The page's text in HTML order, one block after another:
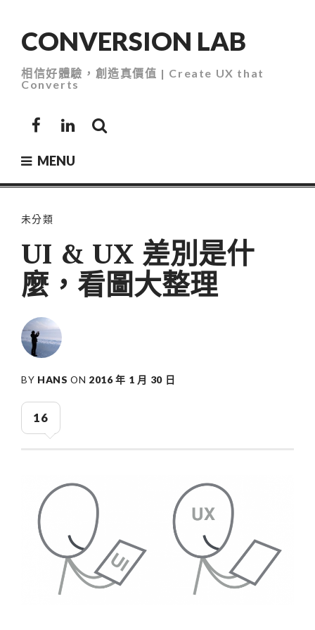
contentCONVERSION LAB
相信好體驗，創造真價值 | Create UX that
Converts
FacebookLinkedIn
MENU
未分類
UI & UX 差別是什
麼，看圖大整理
BY HANS ON 2016 年 1 月 30 日
16